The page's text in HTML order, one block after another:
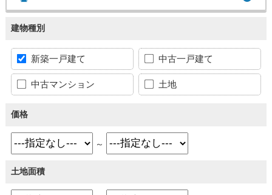
建物種別
新築一戸建て 中古一戸建て
中古マンション 土地
価格
～
土地面積